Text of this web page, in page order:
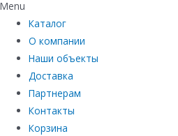
Menu
Каталог
О компании
Наши объекты
Доставка
Партнерам
Контакты
Корзина